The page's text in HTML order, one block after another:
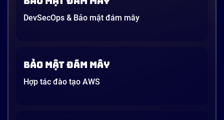
DevSecOps & Bảo mật đám mây
Bảo mật đám mây
Hợp tác đào tạo AWS